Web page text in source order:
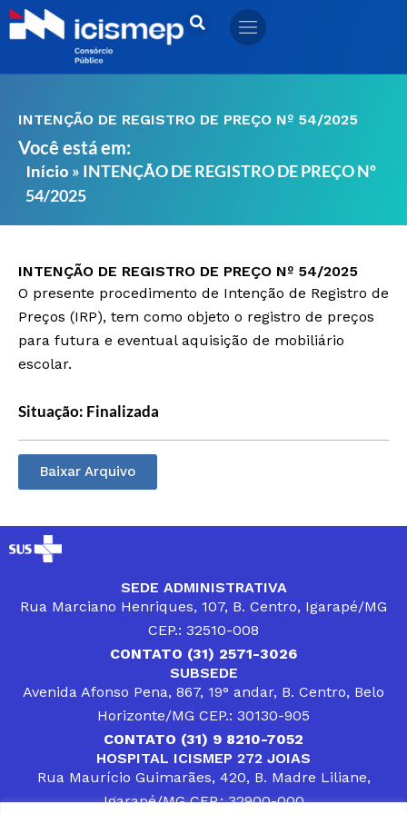
Ir
para
INTENÇÃO DE REGISTRO DE PREÇO Nº 54/2025
Você está em:
Início » INTENÇÃO DE REGISTRO DE PREÇO Nº
54/2025
INTENÇÃO DE REGISTRO DE PREÇO Nº 54/2025
O presente procedimento de Intenção de Registro de
Preços (IRP), tem como objeto o registro de preços
para futura e eventual aquisição de mobiliário
escolar.
Situação: Finalizada
Baixar Arquivo
SEDE ADMINISTRATIVA
Rua Marciano Henriques, 107, B. Centro, Igarapé/MG
CEP.: 32510-008
CONTATO (31) 2571-3026
SUBSEDE
Avenida Afonso Pena, 867, 19° andar, B. Centro, Belo
Horizonte/MG CEP.: 30130-905
CONTATO (31) 9 8210-7052
HOSPITAL ICISMEP 272 JOIAS
Rua Maurício Guimarães, 420, B. Madre Liliane,
Igarapé/MG CEP.: 32900-000